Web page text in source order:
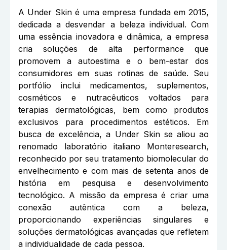
A Under Skin é uma empresa fundada em 2015,
dedicada a desvendar a beleza individual. Com
uma essência inovadora e dinâmica, a empresa
cria soluções de alta performance que
promovem a autoestima e o bem-estar dos
consumidores em suas rotinas de saúde. Seu
portfólio inclui medicamentos, suplementos,
cosméticos e nutracêuticos voltados para
terapias dermatológicas, bem como produtos
exclusivos para procedimentos estéticos. Em
busca de excelência, a Under Skin se aliou ao
renomado laboratório italiano Monteresearch,
reconhecido por seu tratamento biomolecular do
envelhecimento e com mais de setenta anos de
história em pesquisa e desenvolvimento
tecnológico. A missão da empresa é criar uma
conexão autêntica com a beleza,
proporcionando experiências singulares e
soluções dermatológicas avançadas que refletem
a individualidade de cada pessoa.